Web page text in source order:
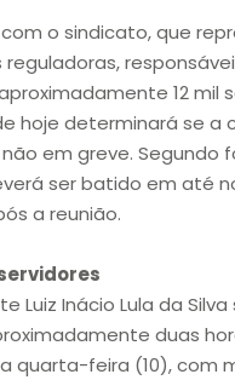
o sindicato, que
reguladoras,
12 mil
hoje determinará se a
em greve. Segundo
ser batido em até
a reunião.
Luiz Inácio Lula da Silva
duas
quarta-feira (10), com